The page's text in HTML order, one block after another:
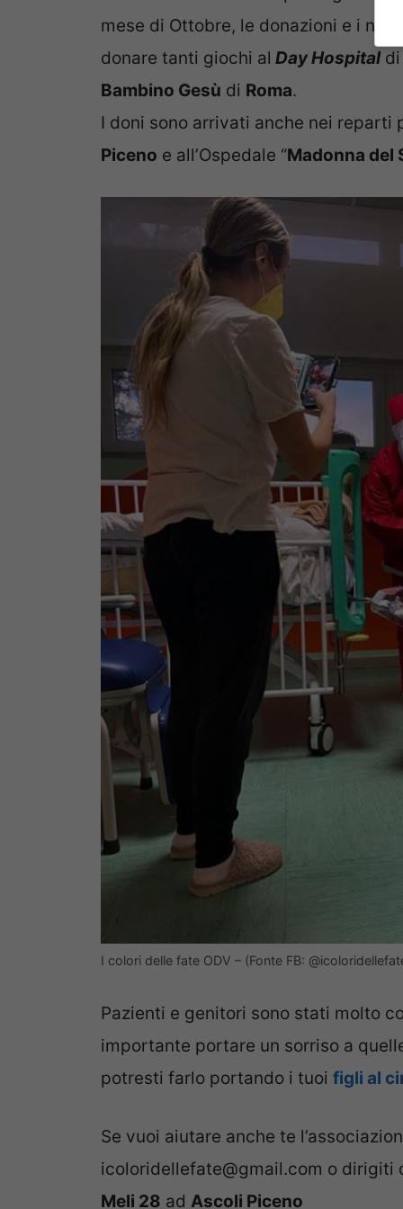
mese di Ottobre, le donazioni e i
donare tanti giochi al Day Hospitaldi
Bambino Gesù di Roma.
I doni sono arrivati anche nei reparti
Piceno e all’Ospedale “Madonna del
I colori delle fate ODV – (Fonte FB:
Pazienti e genitori sono stati molto
importante portare un sorriso a
potresti farlo portando i tuoi figli al
Se vuoi aiutare anche te
icoloridellefate@gmail.com o
Meli 28 ad Ascoli Piceno